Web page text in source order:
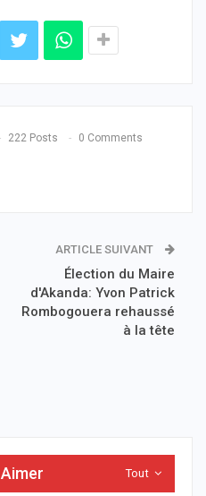
222 Posts 0 Comments
ARTICLE SUIVANT
Élection du Maire
d'Akanda: Yvon Patrick
Rombogouera rehaussé
à la tête
Tout